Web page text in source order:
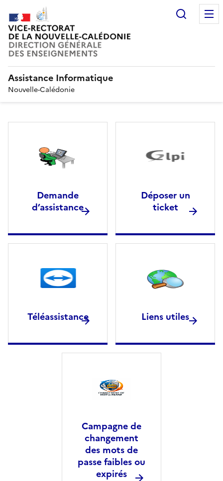
Assistance Informatique
Nouvelle-Calédonie
Demande
d’assistance
Déposer un
ticket
Téléassistance Liens utiles
Campagne de
changement
des mots de
passe faibles ou
expirés